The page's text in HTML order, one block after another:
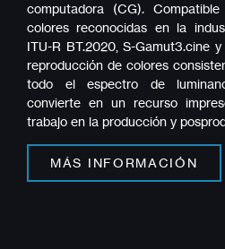
computadora (CG).
colores reconocidas en la
ITU-R BT.2020, S-Gamut3.cine
reproducción de colores
todo el espectro de
convierte en un recurso
trabajo en la producción y
MÁS INFORMACIÓN